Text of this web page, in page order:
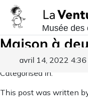
Musée des
Maison à
avril 14, 2022 4:36
Published by
Categorised in:
This post was written